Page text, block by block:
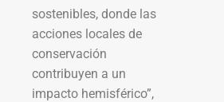
sostenibles, donde las
acciones locales de
conservación
contribuyen a un
impacto hemisférico”,